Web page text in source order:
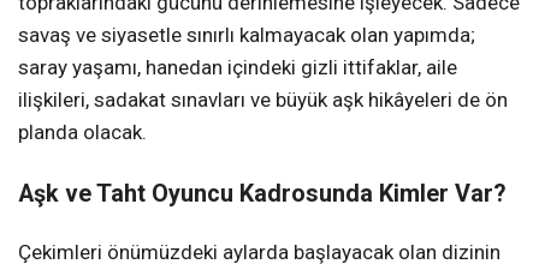
savaş ve siyasetle sınırlı kalmayacak olan yapımda;
saray yaşamı, hanedan içindeki gizli ittifaklar, aile
ilişkileri, sadakat sınavları ve büyük aşk hikâyeleri de ön
planda olacak.
Aşk ve Taht Oyuncu Kadrosunda Kimler Var?
Çekimleri önümüzdeki aylarda başlayacak olan dizinin